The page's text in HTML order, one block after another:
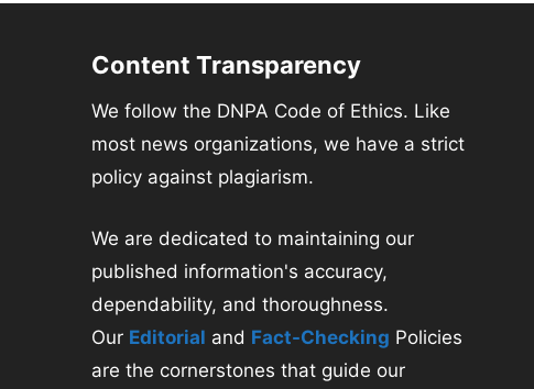
Content Transparency
We follow the DNPA Code of Ethics. Like
most news organizations, we have a strict
policy against plagiarism.
We are dedicated to maintaining our
published information's accuracy,
dependability, and thoroughness.
Our Editorial and Fact-Checking Policies
are the cornerstones that guide our